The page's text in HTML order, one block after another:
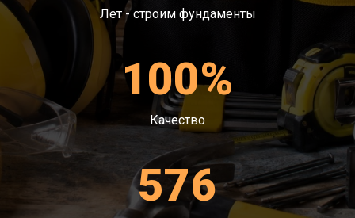
Лет - строим фундаменты
100%
Качество
576